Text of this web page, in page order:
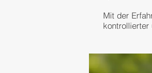
Mit der
kontrollierter